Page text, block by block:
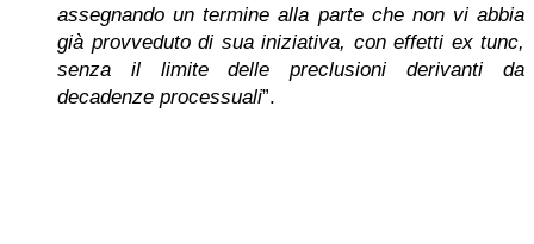
assegnando un termine alla parte che non vi abbia
già provveduto di sua iniziativa, con effetti ex tunc,
senza il limite delle preclusioni derivanti da
decadenze processuali”.